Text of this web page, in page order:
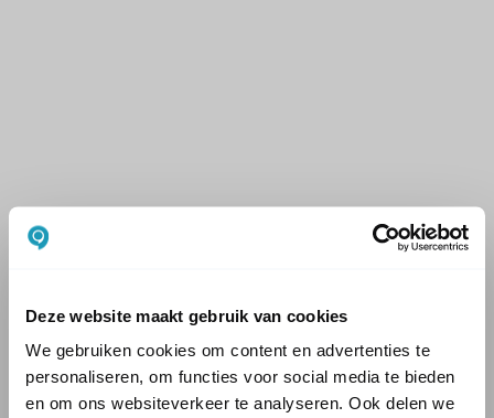
Deze website maakt gebruik van cookies
We gebruiken cookies om content en advertenties te
personaliseren, om functies voor social media te bieden
en om ons websiteverkeer te analyseren. Ook delen we